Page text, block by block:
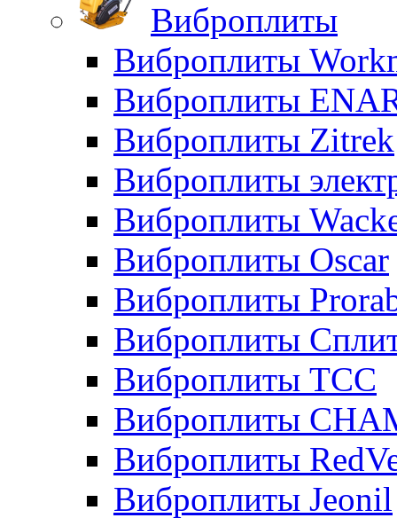
Виброплиты
Виброплиты
Виброплиты
Виброплиты Zitrek
Виброплиты
Виброплиты
Виброплиты Oscar
Виброплиты
Виброплиты
Виброплиты ТСС
Виброплиты
Виброплиты
Виброплиты Jeonil